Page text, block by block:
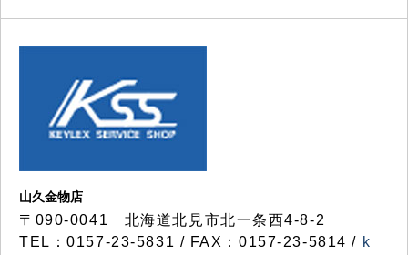
山久金物店
〒090-0041 北海道北見市北一条西4-8-2
TEL：0157-23-5831 / FAX：0157-23-5814 / k